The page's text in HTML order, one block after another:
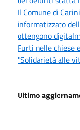
Il Comune di
informatizzato
ottengono
Furti nelle chiese
"Solidarietà alle
Ultimo